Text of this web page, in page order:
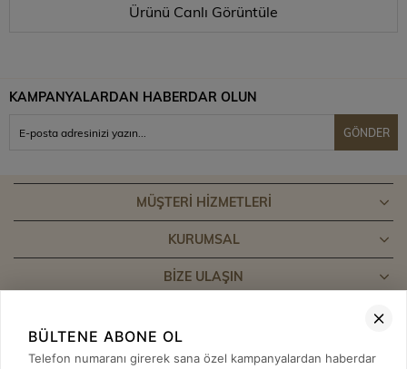
Ürünü Canlı Görüntüle
KAMPANYALARDAN HABERDAR OLUN
GÖNDER
MÜŞTERI HIZMETLERI
KURUMSAL
BIZE ULAŞIN
BÜLTENE ABONE OL
Telefon numaranı girerek sana özel kampanyalardan haberdar